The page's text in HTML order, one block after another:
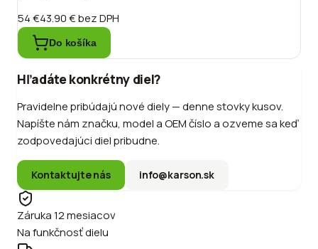
54 €43.90 €bez DPH
Do košíka
Hľadáte konkrétny diel?
Pravidelne pribúdajú nové diely — denne stovky kusov.
Napíšte nám značku, model a OEM číslo a ozveme sa keď
zodpovedajúci diel pribudne.
Kontaktujte nás info@karson.sk
Záruka 12 mesiacov
Na funkčnosť dielu